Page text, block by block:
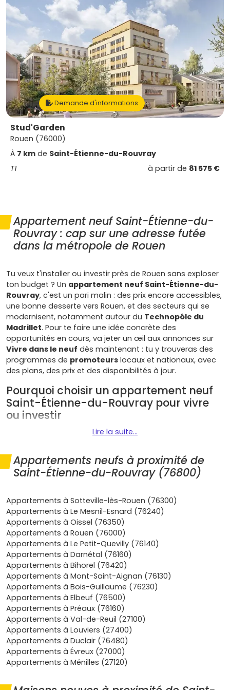
Demande d'informations
Stud'Garden
Rouen (76000)
À 7 km de Saint-Étienne-du-Rouvray
T1
à partir de 81 575 €
Appartement neuf Saint-Étienne-du-
Rouvray : cap sur une adresse futée
dans la métropole de Rouen
Tu veux t'installer ou investir près de Rouen sans exploser
ton budget ? Un appartement neuf Saint-Étienne-du-
Rouvray, c'est un pari malin : des prix encore accessibles,
une bonne desserte vers Rouen, et des secteurs qui se
modernisent, notamment autour du Technopôle du
Madrillet. Pour te faire une idée concrète des
opportunités en cours, va jeter un œil aux annonces sur
Vivre dans le neuf dès maintenant : tu y trouveras des
programmes de promoteurs locaux et nationaux, avec
des plans, des prix et des disponibilités à jour.
Pourquoi choisir un appartement neuf
Saint-Étienne-du-Rouvray pour vivre
ou investir
Localisation stratégique: tu es aux portes de
N338. Lemétro-tramet les lignes de bus structurantes
facilitent les trajets quotidiens vers les pôles d'emploi et
d'études.
Écosystème étudiant et technologique: leTechnopôle
du Madrillet(universités, INSA Rouen Normandie
d'ingénieurs) entretient unedemande locative
pour lesstudiosetT2, idéale si tu vises la
Qualité de vie : à deux pas de laforêt de la Londe-
Rouvray , des équipements sportifs et culturels, tu
profites d'un cadre vert et dynamique, parfait pour un
achat en résidence principale.
Avantages du neuf: normesRE 2020
les programmes,frais de notaire réduits
%), et peu de frais d'entretien au démarrage. Dans
certains périmètres, laTVA réduite à 5,5 %
s'appliquer (zonesANRU/QPV).
En clair, unappartement neuf Saint-Étienne-du-
locatif et confort moderne.
Lire la suite...
Appartements neufs à proximité de
Saint-Étienne-du-Rouvray (76800)
Appartements à Sotteville-lès-Rouen (76300)
Appartements à Le Mesnil-Esnard (76240)
Appartements à Oissel (76350)
Appartements à Rouen (76000)
Appartements à Le Petit-Quevilly (76140)
Appartements à Darnétal (76160)
Appartements à Bihorel (76420)
Appartements à Mont-Saint-Aignan (76130)
Appartements à Bois-Guillaume (76230)
Appartements à Elbeuf (76500)
Appartements à Préaux (76160)
Appartements à Val-de-Reuil (27100)
Appartements à Louviers (27400)
Appartements à Duclair (76480)
Appartements à Évreux (27000)
Appartements à Ménilles (27120)